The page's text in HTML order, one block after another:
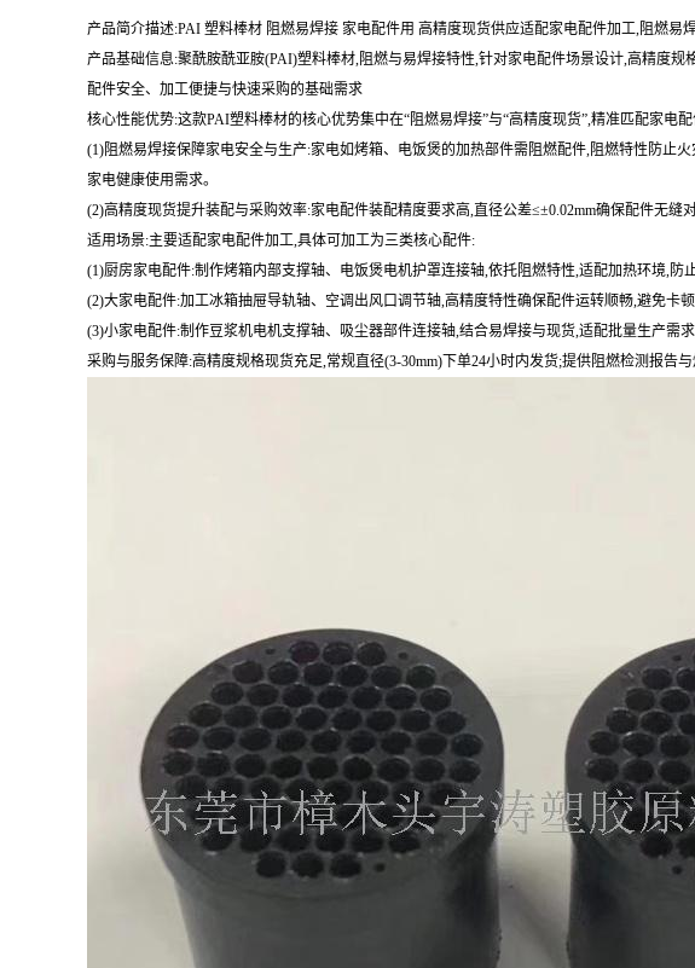
产品简介描述:PAI 塑料棒材 阻燃易焊接 家电配件用 高精度现货供应适配家电配件加工,阻燃易
产品基础信息:聚酰胺酰亚胺(PAI)塑料棒材,阻燃与易焊接特性,针对家电配件场景设计,高精度
配件安全、加工便捷与快速采购的基础需求
核心性能优势:这款PAI塑料棒材的核心优势集中在“阻燃易焊接”与“高精度现货”,精准匹配家电配
(1)阻燃易焊接保障家电安全与生产:家电如烤箱、电饭煲的加热部件需阻燃配件,阻燃特性防止
家电健康使用需求。
(2)高精度现货提升装配与采购效率:家电配件装配精度要求高,直径公差≤±0.02mm确保配件无
适用场景:主要适配家电配件加工,具体可加工为三类核心配件:
(1)厨房家电配件:制作烤箱内部支撑轴、电饭煲电机护罩连接轴,依托阻燃特性,适配加热环境,防
(2)大家电配件:加工冰箱抽屉导轨轴、空调出风口调节轴,高精度特性确保配件运转顺畅,避免卡
(3)小家电配件:制作豆浆机电机支撑轴、吸尘器部件连接轴,结合易焊接与现货,适配批量生产需
采购与服务保障:高精度规格现货充足,常规直径(3-30mm)下单24小时内发货;提供阻燃检测报